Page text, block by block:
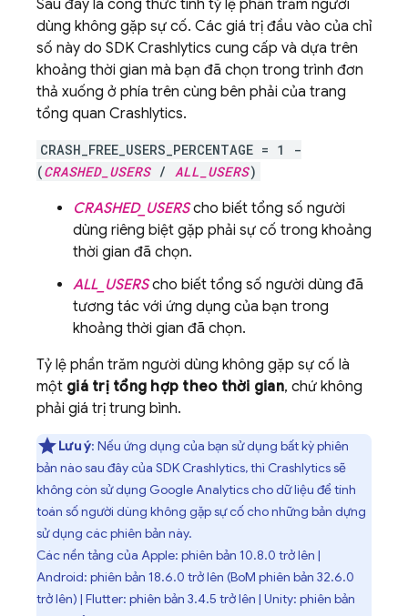
Sau đây là công thức tính tỷ lệ phần trăm người
dùng không gặp sự cố. Các giá trị đầu vào của chỉ
số này do SDK Crashlytics cung cấp và dựa trên
khoảng thời gian mà bạn đã chọn trong trình đơn
thả xuống ở phía trên cùng bên phải của trang
tổng quan Crashlytics.
CRASH_FREE_USERS_PERCENTAGE = 1 -
(CRASHED_USERS/ ALL_USERS)
CRASHED_USERScho biết tổng số người
dùng riêng biệt gặp phải sự cố trong khoảng
thời gian đã chọn.
ALL_USERScho biết tổng số người dùng đã
tương tác với ứng dụng của bạn trong
khoảng thời gian đã chọn.
Tỷ lệ phần trăm người dùng không gặp sự cố là
một giá trị tổng hợp theo thời gian, chứ không
phải giá trị trung bình.
Lưu ý: Nếu ứng dụng của bạn sử dụng bất kỳ phiên
bản nào sau đây của SDK Crashlytics, thì Crashlyticssẽ
không còn sử dụng Google Analyticscho dữ liệu để tính
toán số người dùng không gặp sự cố cho những bản dựng
sử dụng các phiên bản này.
Các nền tảng của Apple: phiên bản 10.8.0 trở lên |
Android: phiên bản 18.6.0 trở lên (BoM phiên bản 32.6.0
trở lên) | Flutter: phiên bản 3.4.5 trở lên | Unity: phiên bản